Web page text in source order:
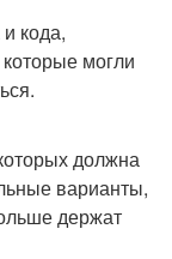
кода,
могли
должна
варианты,
держат